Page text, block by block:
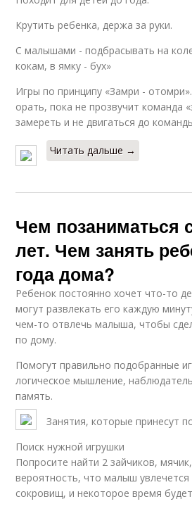
Крутить ребенка, держа за руки.
С малышами - подбрасывать на
кокам, в ямку - бух»
Игры по принципу «Замри -
орать, пока не прозвучит команда
замереть и не двигаться до
Читать дальше →
Чем позаниматься
лет. Чем занять
года дома?
Ребенок постоянно хочет что-то
могут развлекать его каждую
чем-то отвлечь малыша, чтобы
по дому.
Помогут правильно подобранные
логическое мышление,
память.
Занятия, которые принесут
Поиск нужной игрушки
Попросите найти 2 зайчиков,
вероятность, что малыш
сокровищ, и некоторое время